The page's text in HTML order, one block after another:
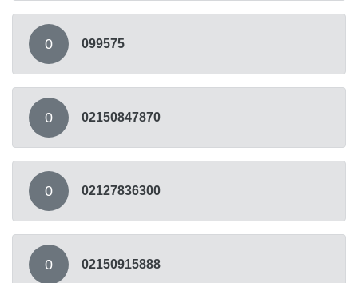
0 099575
0 02150847870
0 02127836300
0 02150915888